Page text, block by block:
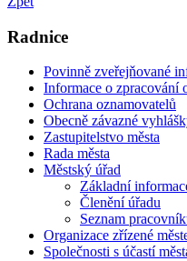
Radnice
Povinně zveřejňované
Informace o zpracování
Ochrana oznamovatelů
Obecně závazné
Zastupitelstvo města
Rada města
Městský úřad
Základní
Členění úřadu
Seznam
Organizace zřízené
Společnosti s účastí